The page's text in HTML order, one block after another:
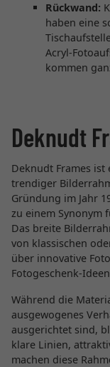
Rückwand:
haben eine
Acryl-
kommen
Deknudt
Deknudt Frames
trendiger
Gründung im Jahr
zu einem Synonym
Das breite
von klassischen
über innovative
Fotogeschenk-
Während die
ausgewogenes
ausgerichtet sind,
klare Linien,
machen diese